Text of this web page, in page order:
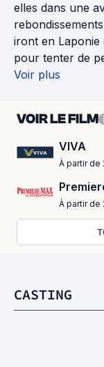
elles dans une
iront en Laponie
pour tenter de
Voir plus
VOIR LE FILM
VIVA
À partir de
À partir de
CASTING